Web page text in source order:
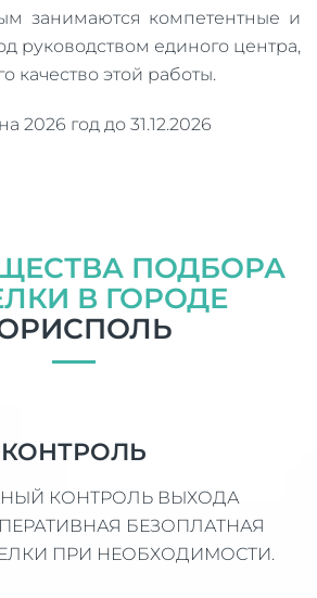
занимаются компетентные и
руководством единого центра,
качество этой работы.
2026 год до 31.12.2026
ПОДБОРА
В ГОРОДЕ
КОНТРОЛЬ
КОНТРОЛЬ ВЫХОДА
БЕЗОПЛАТНАЯ
ПРИ НЕОБХОДИМОСТИ.